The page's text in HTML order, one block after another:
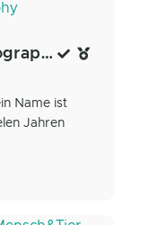
Sabine Schiebofski Photography
Name ist
Jahren